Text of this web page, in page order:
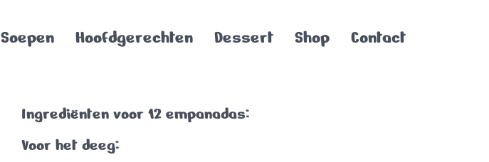
Soepen Hoofdgerechten Dessert Shop Contact
Ingrediënten voor 12 empanadas:
Voor het deeg: